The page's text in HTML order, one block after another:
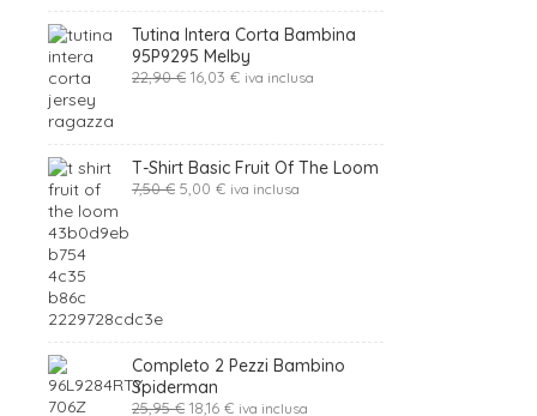
originale
era:
23,95 €.
attuale
è:
16,76 €.
Tutina Intera Corta Bambina
95P9295 Melby
22,90€ Il16,03 €Il iva inclusa
T-Shirt Basic Fruit Of The Loom
7,50€ Il
5,00 €Il iva inclusa
Completo 2 Pezzi Bambino
Spiderman
25,95€ Il18,16 €Il iva inclusa